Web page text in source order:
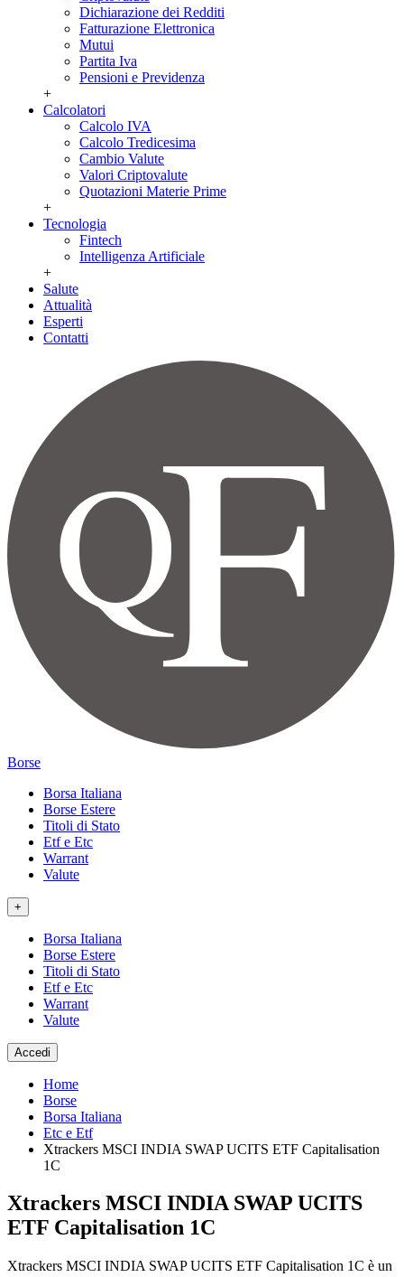
Dichiarazione dei Redditi
Fatturazione Elettronica
Mutui
Partita Iva
Pensioni e Previdenza
+
Calcolatori
Calcolo IVA
Calcolo Tredicesima
Cambio Valute
Valori Criptovalute
Quotazioni Materie Prime
+
Tecnologia
Fintech
Intelligenza Artificiale
+
Salute
Attualità
Esperti
Contatti
Borse
Borsa Italiana
Borse Estere
Titoli di Stato
Etf e Etc
Warrant
Valute
+
Borsa Italiana
Borse Estere
Titoli di Stato
Etf e Etc
Warrant
Valute
Accedi
Home
Borse
Borsa Italiana
Etc e Etf
Xtrackers MSCI INDIA SWAP UCITS ETF Capitalisation
1C
Xtrackers MSCI INDIA SWAP UCITS
ETF Capitalisation 1C
Xtrackers MSCI INDIA SWAP UCITS ETF Capitalisation 1C è un